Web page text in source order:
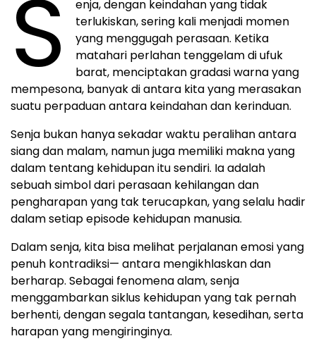
S
enja, dengan keindahan yang tidak
terlukiskan, sering kali menjadi momen
yang menggugah perasaan. Ketika
matahari perlahan tenggelam di ufuk
barat, menciptakan gradasi warna yang
mempesona, banyak di antara kita yang merasakan
suatu perpaduan antara keindahan dan kerinduan.
Senja bukan hanya sekadar waktu peralihan antara
siang dan malam, namun juga memiliki makna yang
dalam tentang kehidupan itu sendiri. Ia adalah
sebuah simbol dari perasaan kehilangan dan
pengharapan yang tak terucapkan, yang selalu hadir
dalam setiap episode kehidupan manusia.
Dalam senja, kita bisa melihat perjalanan emosi yang
penuh kontradiksi— antara mengikhlaskan dan
berharap. Sebagai fenomena alam, senja
menggambarkan siklus kehidupan yang tak pernah
berhenti, dengan segala tantangan, kesedihan, serta
harapan yang mengiringinya.